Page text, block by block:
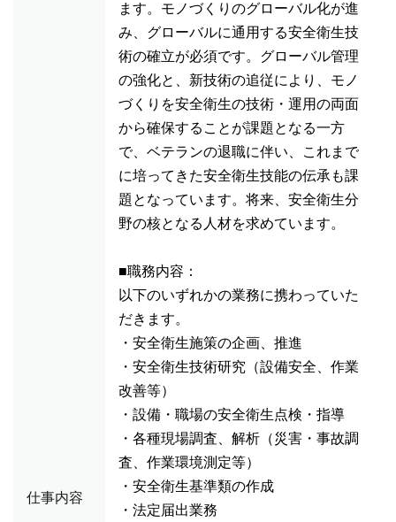
仕事内容
ます。モノづくりのグローバル化が進
み、グローバルに通用する安全衛生技
術の確立が必須です。グローバル管理
の強化と、新技術の追従により、モノ
づくりを安全衛生の技術・運用の両面
から確保することが課題となる一方
で、ベテランの退職に伴い、これまで
に培ってきた安全衛生技能の伝承も課
題となっています。将来、安全衛生分
野の核となる人材を求めています。
■職務内容：
以下のいずれかの業務に携わっていた
だきます。
・安全衛生施策の企画、推進
・安全衛生技術研究（設備安全、作業
改善等）
・設備・職場の安全衛生点検・指導
・各種現場調査、解析（災害・事故調
査、作業環境測定等）
・安全衛生基準類の作成
・法定届出業務